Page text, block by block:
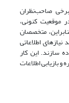
صاحب‌نظران
موقعیت کنونی،
متخصصان
اطلاعاتی
سازند. این کار
بازیابی اطلاعات